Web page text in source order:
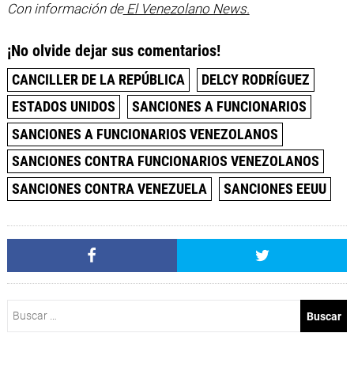
Con información deEl Venezolano News.
¡No olvide dejar sus comentarios!
CANCILLER DE LA REPÚBLICA
DELCY RODRÍGUEZ
ESTADOS UNIDOS
SANCIONES A FUNCIONARIOS
SANCIONES A FUNCIONARIOS VENEZOLANOS
SANCIONES CONTRA FUNCIONARIOS VENEZOLANOS
SANCIONES CONTRA VENEZUELA
SANCIONES EEUU